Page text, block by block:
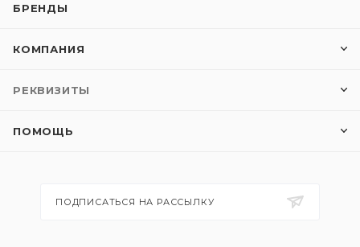
БРЕНДЫ
КОМПАНИЯ
РЕКВИЗИТЫ
ПОМОЩЬ
ПОДПИСАТЬСЯ НА РАССЫЛКУ